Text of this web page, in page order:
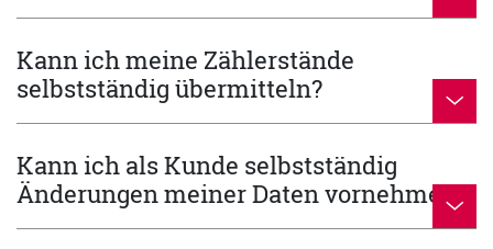
Kann ich meine Zählerstände
selbstständig übermitteln?
Kann ich als Kunde selbstständig
Änderungen meiner Daten vornehmen?